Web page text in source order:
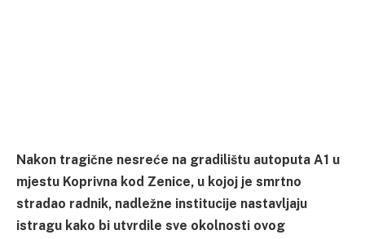
Nakon tragične nesreće na gradilištu autoputa A1 u
mjestu Koprivna kod Zenice, u kojoj je smrtno
stradao radnik, nadležne institucije nastavljaju
istragu kako bi utvrdile sve okolnosti ovog